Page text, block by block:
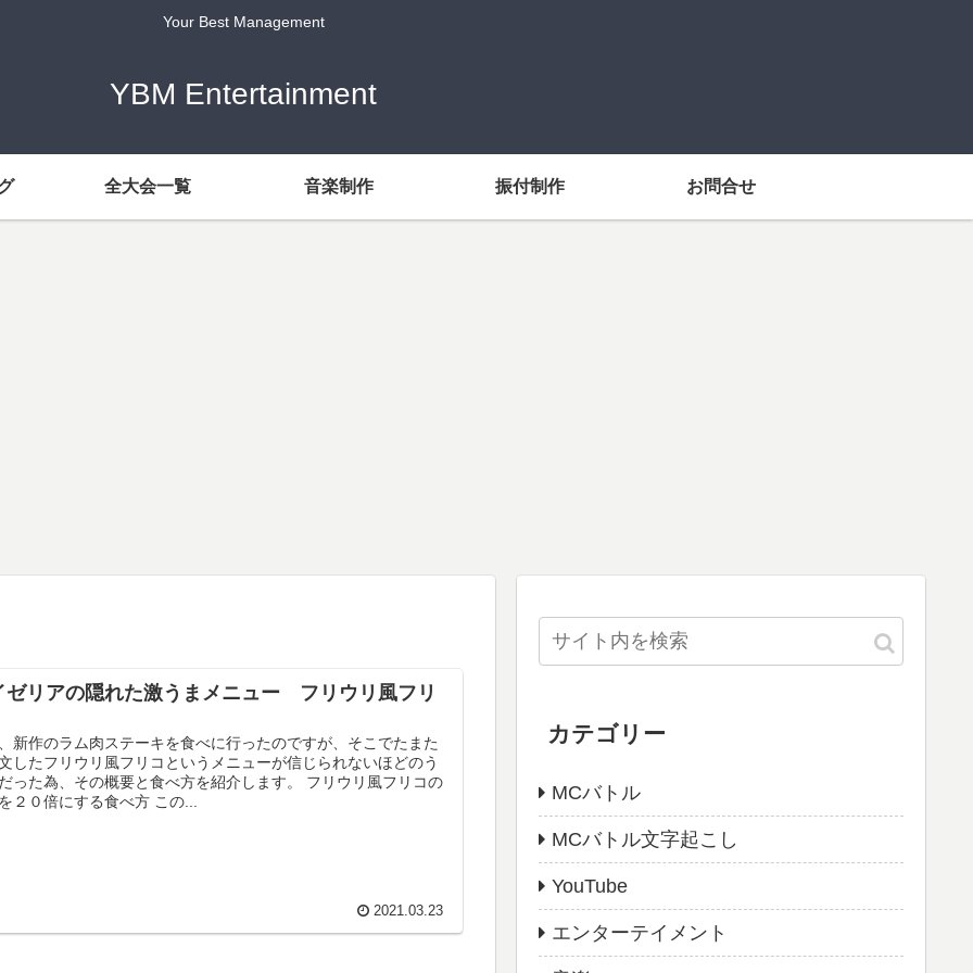
Your Best Management
YBM Entertainment
全大会一覧 音楽制作 振付制作 お問合せ
ゼリアの隠れた激うまメニュー フリウリ風フリ
新作のラム肉ステーキを食べに行ったのですが、そこでたまた
したフリウリ風フリコというメニューが信じられないほどのう
った為、その概要と食べ方を紹介します。 フリウリ風フリコの
２０倍にする食べ方 この...
2021.03.23
カテゴリー
MCバトル
MCバトル文字起こし
YouTube
エンターテイメント